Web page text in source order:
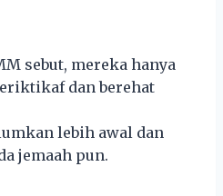
sebut, mereka hanya
dan berehat
lebih awal dan
jemaah pun.